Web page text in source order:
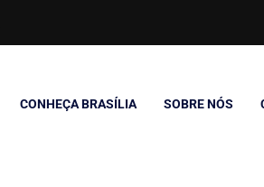
CONHEÇA BRASÍLIA SOBRE NÓS